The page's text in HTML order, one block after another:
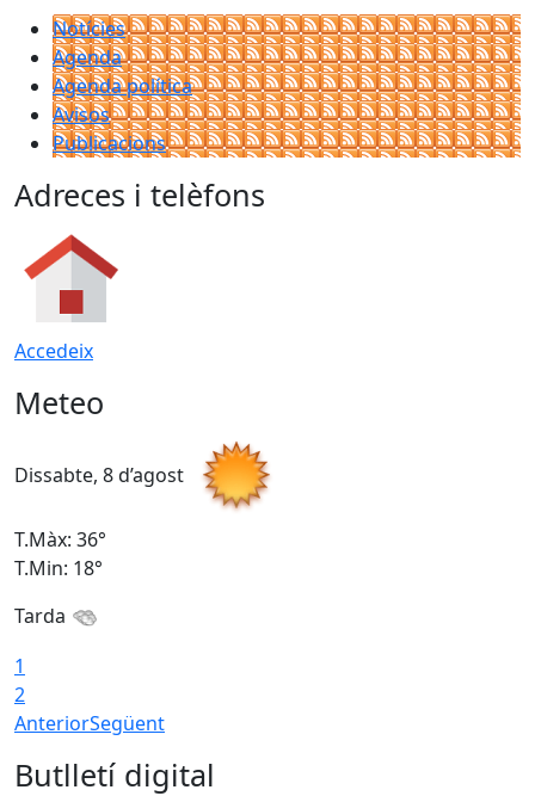
Notícies
Agenda
Agenda política
Avisos
Publicacions
Adreces i telèfons
Accedeix
Meteo
Dissabte, 8 d’agost
T.Màx: 36°
T.Min: 18°
Tarda
1
2
AnteriorSegüent
Butlletí digital